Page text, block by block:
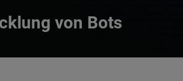
von Bots